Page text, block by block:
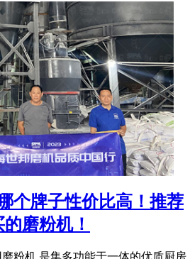
个牌子性价比高！推荐
磨粉机！
粉机,是集多功能于一体的优质厨房